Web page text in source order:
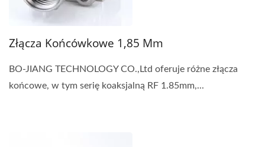
Złącza Końcówkowe 1,85 Mm
BO-JIANG TECHNOLOGY CO.,Ltd oferuje różne złącza
końcowe, w tym serię koaksjalną RF 1.85mm,...